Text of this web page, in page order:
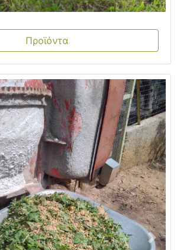
Προϊόντα